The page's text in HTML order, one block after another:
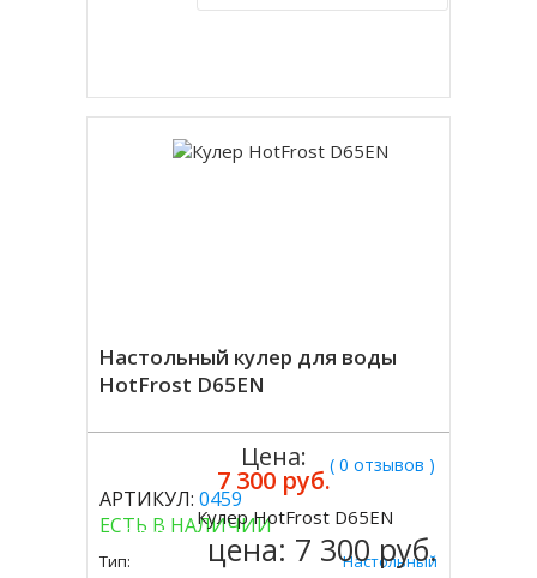
Настольный кулер для воды
HotFrost D65EN
( 0 отзывов )
АРТИКУЛ: 0459
ЕСТЬ В НАЛИЧИИ
Тип:
Настольный
Цена:
7 300 руб.
Купить
Кулер HotFrost D65EN
цена: 7 300 руб.